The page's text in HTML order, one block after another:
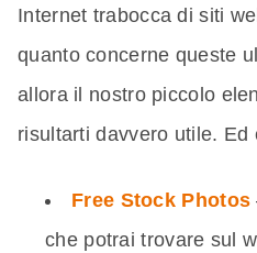
Internet trabocca di siti
quanto concerne queste
allora il nostro piccolo
risultarti davvero utile. Ed
Free Stock Photos
che potrai trovare sul